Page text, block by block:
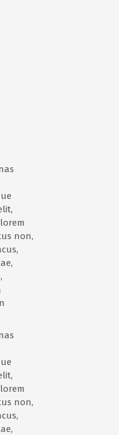
non,
non,